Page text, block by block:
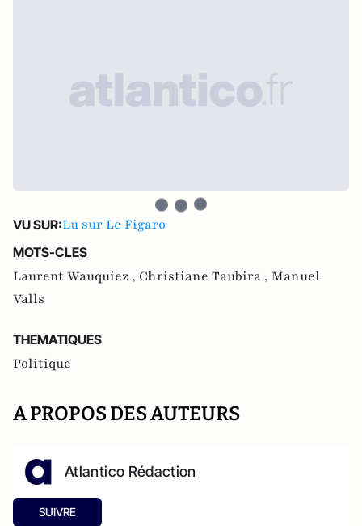
VU SUR:Lu sur Le Figaro
MOTS-CLES
Laurent Wauquiez , Christiane Taubira , Manuel
Valls
THEMATIQUES
Politique
A PROPOS DES AUTEURS
Atlantico Rédaction
SUIVRE